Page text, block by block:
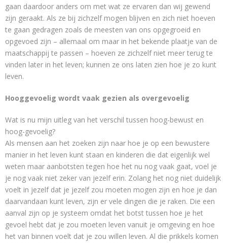
gaan daardoor anders om met wat ze ervaren dan wij gewend
zijn geraakt. Als ze bij zichzelf mogen blijven en zich niet hoeven
te gaan gedragen zoals de meesten van ons opgegroeid en
opgevoed zijn – allemaal om maar in het bekende plaatje van de
maatschappij te passen – hoeven ze zichzelf niet meer terug te
vinden later in het leven; kunnen ze ons laten zien hoe je zo kunt
leven.
Hooggevoelig wordt vaak gezien als overgevoelig
Wat is nu mijn uitleg van het verschil tussen hoog-bewust en
hoog-gevoelig?
Als mensen aan het zoeken zijn naar hoe je op een bewustere
manier in het leven kunt staan en kinderen die dat eigenlijk wel
weten maar aanbotsten tegen hoe het nu nog vaak gaat, voel je
je nog vaak niet zeker van jezelf erin. Zolang het nog niet duidelijk
voelt in jezelf dat je jezelf zou moeten mogen zijn en hoe je dan
daarvandaan kunt leven, zijn er vele dingen die je raken. Die een
aanval zijn op je systeem omdat het botst tussen hoe je het
gevoel hebt dat je zou moeten leven vanuit je omgeving en hoe
het van binnen voelt dat je zou willen leven. Al die prikkels komen